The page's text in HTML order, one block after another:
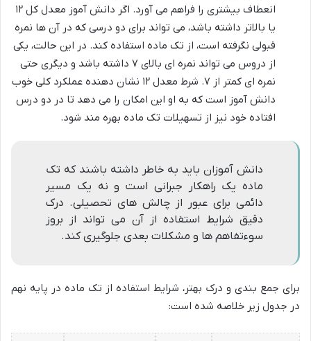
انعطاف بیشتری را فراهم می آورد. اگر دانش آموز معدل کل ۱۲
یا بالاتر داشته باشد، می تواند برای دو درسی که در آن ها نمره
قبولی نگرفته است، از تک ماده استفاده کند. در این حالت، یکی
از دروس می تواند نمره ای بالای ۷ داشته باشد و دیگری حتی
نمره ای کمتر از ۷. شرط معدل ۱۲ نشان دهنده عملکرد کلی خوب
دانش آموز است که به او این امکان را می دهد تا در دو درس
افتاده خود نیز از تسهیلات تک ماده بهره مند شود.
دانش آموزان باید به خاطر داشته باشند که تک
ماده یک راهکار جبرانی است و نه یک مسیر
دائمی برای عبور از چالش های تحصیلی. درک
دقیق شرایط استفاده از آن می تواند از بروز
سوءتفاهم ها و مشکلات بعدی جلوگیری کند.
برای جمع بندی و درک بهتر، شرایط استفاده از تک ماده در پایه نهم
در جدول زیر خلاصه شده است: